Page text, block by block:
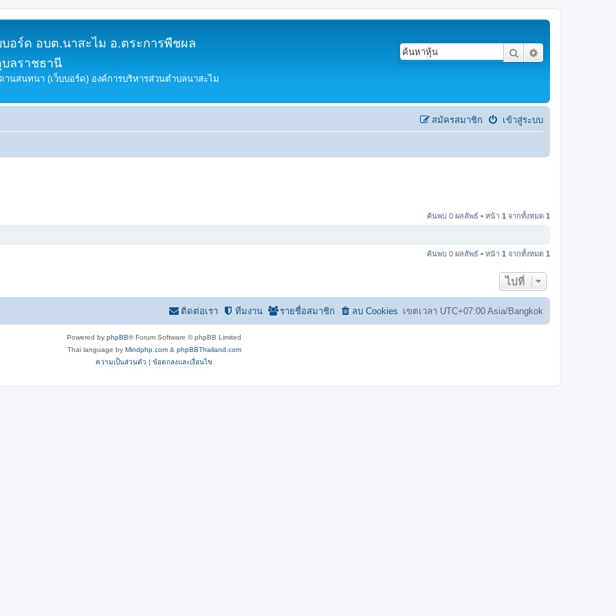
บอร์ด อบต.นาสะไม อ.ตระการพืชผล
บลราชธานี
านสนทนา (เว็บบอร์ด) องค์การบริหารส่วนตำบลนาสะไม
ค้นหา
เข้าสู่ระบบ
สมัครสมาชิก
ค้นพบ 0 ผลลัพธ์ • หน้า 1 จากทั้งหมด 1
ค้นพบ 0 ผลลัพธ์ • หน้า 1 จากทั้งหมด 1
ไปที่
เขตเวลา UTC+07:00 Asia/Bangkok
ลบ Cookies
รายชื่อสมาชิก
ทีมงาน
ติดต่อเรา
Powered by phpBB® Forum Software © phpBB Limited
Thai language by Mindphp.com& phpBBThailand.com
ความเป็นส่วนตัว | ข้อตกลงและเงื่อนไข